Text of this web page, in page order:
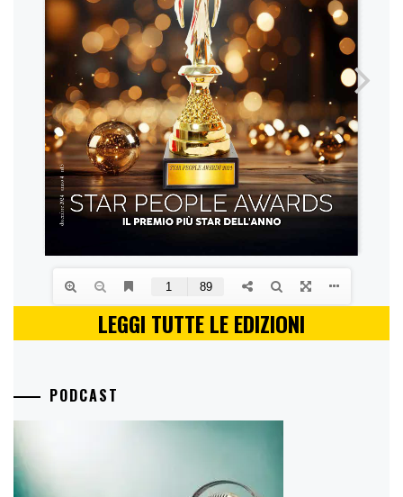
LEGGI TUTTE LE EDIZIONI
PODCAST